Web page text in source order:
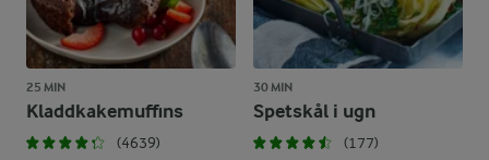
25 MIN
Kladdkakemuffins
(4639)
30 MIN
Spetskål i ugn
(177)